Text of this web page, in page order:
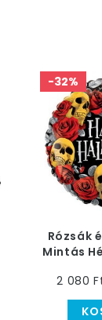
-32%
Rózsák
Mintás
2 080